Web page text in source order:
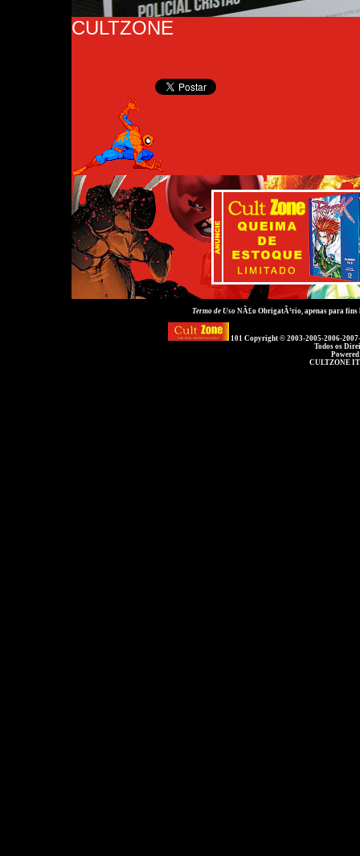
CULTZONE
Termo de UsoNÃ£o ObrigatÃ³rio, apenas para
101 Copyright © 2003-2005-2006-
Todos os
CULTZONE